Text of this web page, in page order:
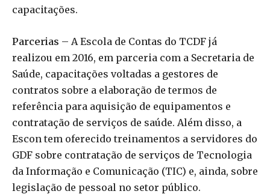
capacitações.
Parcerias – A Escola de Contas do TCDF já
realizou em 2016, em parceria com a Secretaria de
Saúde, capacitações voltadas a gestores de
contratos sobre a elaboração de termos de
referência para aquisição de equipamentos e
contratação de serviços de saúde. Além disso, a
Escon tem oferecido treinamentos a servidores do
GDF sobre contratação de serviços de Tecnologia
da Informação e Comunicação (TIC) e, ainda, sobre
legislação de pessoal no setor público.